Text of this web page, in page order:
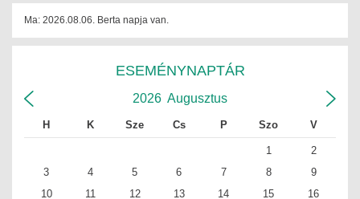
Ma: 2026.08.06. Berta napja van.
ESEMÉNYNAPTÁR
2026 Augusztus
H K Sze Cs P Szo V
1
2
3
4 5 6 7 8
9
10
11 12 13 14 15
16